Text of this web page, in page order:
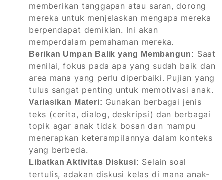
memberikan tanggapan atau saran, dorong
mereka untuk menjelaskan mengapa mereka
berpendapat demikian. Ini akan
memperdalam pemahaman mereka.
Berikan Umpan Balik yang Membangun: Saat
menilai, fokus pada apa yang sudah baik dan
area mana yang perlu diperbaiki. Pujian yang
tulus sangat penting untuk memotivasi anak.
Variasikan Materi: Gunakan berbagai jenis
teks (cerita, dialog, deskripsi) dan berbagai
topik agar anak tidak bosan dan mampu
menerapkan keterampilannya dalam konteks
yang berbeda.
Libatkan Aktivitas Diskusi: Selain soal
tertulis, adakan diskusi kelas di mana anak-